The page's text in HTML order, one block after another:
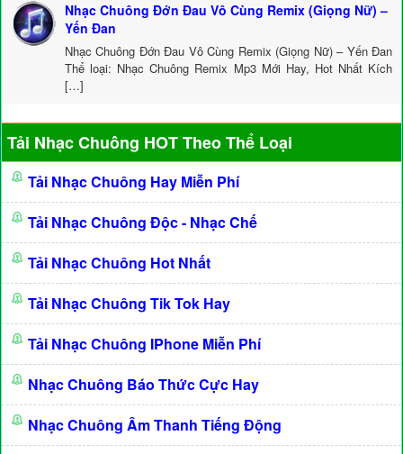
Nhạc Chuông Đớn Đau Vô Cùng Remix (Giọng Nữ) –
Yến Đan
Nhạc Chuông Đớn Đau Vô Cùng Remix (Giọng Nữ) – Yến Đan
Thể loại: Nhạc Chuông Remix Mp3 Mới Hay, Hot Nhất Kích
[…]
Tải Nhạc Chuông HOT Theo Thể Loại
Tải Nhạc Chuông Hay Miễn Phí
Tải Nhạc Chuông Độc - Nhạc Chế
Tải Nhạc Chuông Hot Nhất
Tải Nhạc Chuông Tik Tok Hay
Tải Nhạc Chuông IPhone Miễn Phí
Nhạc Chuông Báo Thức Cực Hay
Nhạc Chuông Âm Thanh Tiếng Động